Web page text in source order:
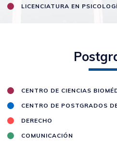
LICENCIATURA EN
CENTRO DE CIENCIAS
CENTRO DE POSTGRADOS
DERECHO
COMUNICACIÓN